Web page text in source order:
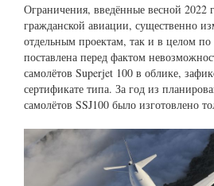
Ограничения, введённые весной 2022
гражданской авиации, существенно
отдельным проектам, так и в целом
поставлена перед фактом
самолётов Superjet 100 в облике,
сертификате типа. За год из
самолётов SSJ100 было изготовлено